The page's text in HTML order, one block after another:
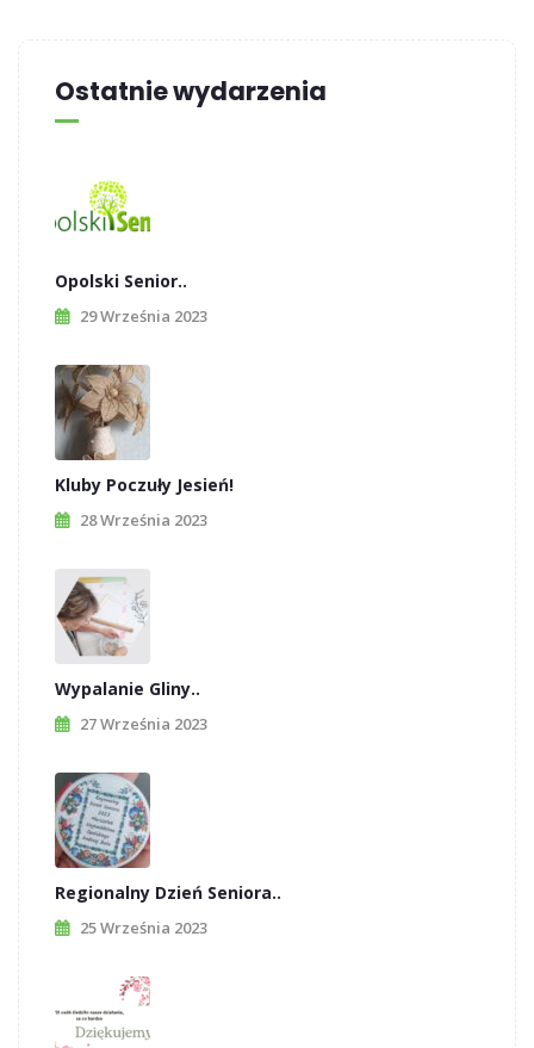
Ostatnie wydarzenia
Opolski Senior..
29 Września 2023
Kluby Poczuły Jesień!
28 Września 2023
Wypalanie Gliny..
27 Września 2023
Regionalny Dzień Seniora..
25 Września 2023